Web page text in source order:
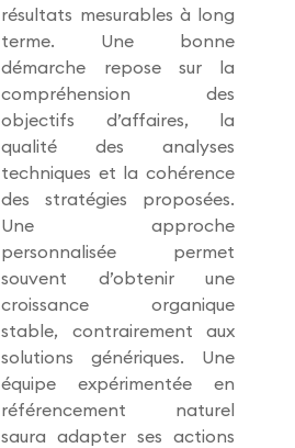
résultats mesurables à long
terme. Une bonne
démarche repose sur la
compréhension des
objectifs d’affaires, la
qualité des analyses
techniques et la cohérence
des stratégies proposées.
Une approche
personnalisée permet
souvent d’obtenir une
croissance organique
stable, contrairement aux
solutions génériques. Une
équipe expérimentée en
référencement naturel
saura adapter ses actions